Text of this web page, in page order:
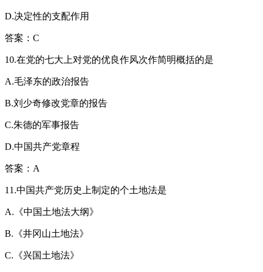
D.决定性的支配作用
答案：C
10.在党的七大上对党的优良作风次作简明概括的是
A.毛泽东的政治报告
B.刘少奇修改党章的报告
C.朱德的军事报告
D.中国共产党章程
答案：A
11.中国共产党历史上制定的个土地法是
A.《中国土地法大纲》
B.《井冈山土地法》
C.《兴国土地法》